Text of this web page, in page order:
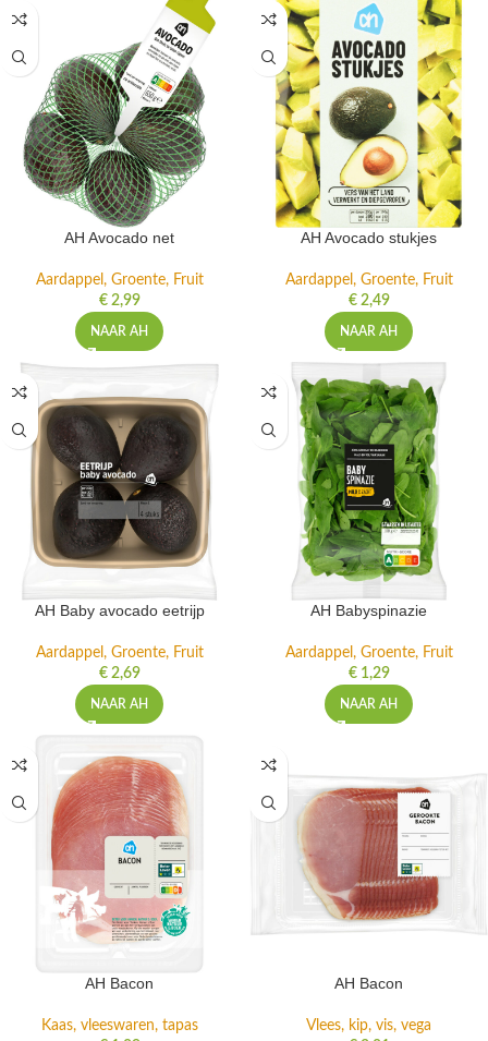
AH Avocado net
Aardappel, Groente, Fruit
€2,99
NAAR AH
AH Avocado stukjes
Aardappel, Groente, Fruit
€2,49
NAAR AH
AH Baby avocado eetrijp
Aardappel, Groente, Fruit
€2,69
NAAR AH
AH Babyspinazie
Aardappel, Groente, Fruit
€1,29
NAAR AH
AH Bacon
Kaas, vleeswaren, tapas
AH Bacon
Vlees, kip, vis, vega